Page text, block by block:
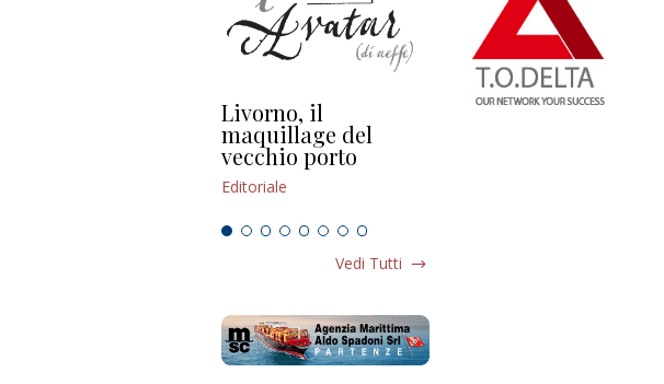
Livorno, il
maquillage del
vecchio porto
Editoriale
L’uscita di scena di
Vedi Tutti